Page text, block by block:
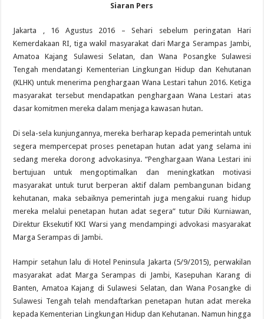
Siaran Pers
Jakarta , 16 Agustus 2016 – Sehari sebelum peringatan Hari
Kemerdakaan RI, tiga wakil masyarakat dari Marga Serampas Jambi,
Amatoa Kajang Sulawesi Selatan, dan Wana Posangke Sulawesi
Tengah mendatangi Kementerian Lingkungan Hidup dan Kehutanan
(KLHK) untuk menerima penghargaan Wana Lestari tahun 2016. Ketiga
masyarakat tersebut mendapatkan penghargaan Wana Lestari atas
dasar komitmen mereka dalam menjaga kawasan hutan.
Di sela-sela kunjungannya, mereka berharap kepada pemerintah untuk
segera mempercepat proses penetapan hutan adat yang selama ini
sedang mereka dorong advokasinya. “Penghargaan Wana Lestari ini
bertujuan untuk mengoptimalkan dan meningkatkan motivasi
masyarakat untuk turut berperan aktif dalam pembangunan bidang
kehutanan, maka sebaiknya pemerintah juga mengakui ruang hidup
mereka melalui penetapan hutan adat segera” tutur Diki Kurniawan,
Direktur Eksekutif KKI Warsi yang mendampingi advokasi masyarakat
Marga Serampas di Jambi.
Hampir setahun lalu di Hotel Peninsula Jakarta (5/9/2015), perwakilan
masyarakat adat Marga Serampas di Jambi, Kasepuhan Karang di
Banten, Amatoa Kajang di Sulawesi Selatan, dan Wana Posangke di
Sulawesi Tengah telah mendaftarkan penetapan hutan adat mereka
kepada Kementerian Lingkungan Hidup dan Kehutanan. Namun hingga